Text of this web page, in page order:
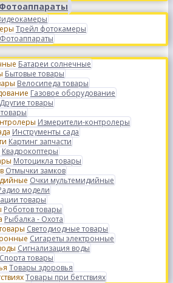
Трейл фотокамеры
Фотоаппараты
Батареи солнечные
Бытовые товары
Велосипеда товары
Газовое оборудование
Другие товары
Измерители-контролеры
Инструменты сада
Картинг запчасти
Квадрокоптеры
Мотоцикла товары
Отмычки замков
Очки мультемидийные
модели
товары
Роботов товары
Рыбалка - Охота
Светодиодные товары
Сигареты электронные
Сигнализация воды
Спорта товары
Товары здоровья
Товары при бетствиях